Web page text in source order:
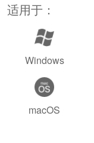
适用于：
Windows
macOS